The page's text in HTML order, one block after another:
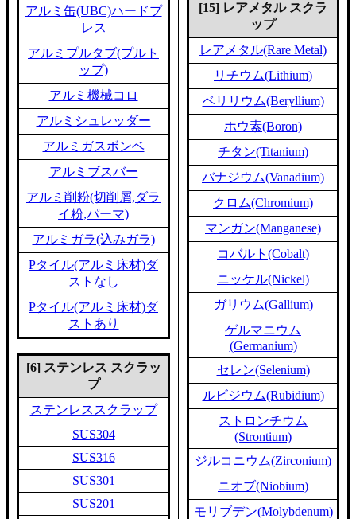
アルミ缶(UBC)ハードプ
レス
アルミプルタブ(プルト
ップ)
アルミ機械コロ
アルミシュレッダー
アルミガスボンベ
アルミブスバー
アルミ削粉(切削屑,ダラ
イ粉,パーマ)
アルミガラ(込みガラ)
Pタイル(アルミ床材)ダ
ストなし
Pタイル(アルミ床材)ダ
ストあり
[6] ステンレス スクラッ
プ
ステンレススクラップ
SUS304
SUS316
SUS301
SUS201
[15] レアメタル スクラ
ップ
レアメタル(Rare Metal)
リチウム(Lithium)
ベリリウム(Beryllium)
ホウ素(Boron)
チタン(Titanium)
バナジウム(Vanadium)
クロム(Chromium)
マンガン(Manganese)
コバルト(Cobalt)
ニッケル(Nickel)
ガリウム(Gallium)
ゲルマニウム
(Germanium)
セレン(Selenium)
ルビジウム(Rubidium)
ストロンチウム
(Strontium)
ジルコニウム(Zirconium)
ニオブ(Niobium)
モリブデン(Molybdenum)